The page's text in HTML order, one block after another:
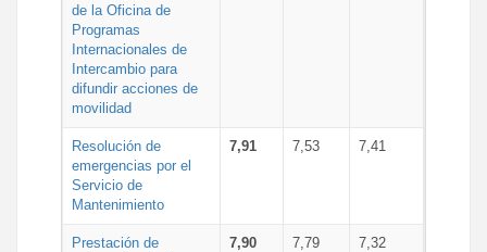
de la Oficina de
Programas
Internacionales de
Intercambio para
difundir acciones de
movilidad
Resolución de
emergencias por el
Servicio de
Mantenimiento
7,91 7,53 7,41
Prestación de
7,90 7,79 7,32